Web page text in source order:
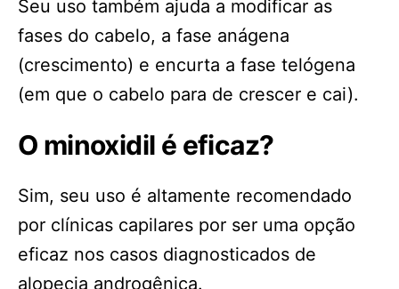
Seu uso também ajuda a modificar as
fases do cabelo, a fase anágena
(crescimento) e encurta a fase telógena
(em que o cabelo para de crescer e cai).
O minoxidil é eficaz?
Sim, seu uso é altamente recomendado
por clínicas capilares por ser uma opção
eficaz nos casos diagnosticados de
alopecia androgênica.